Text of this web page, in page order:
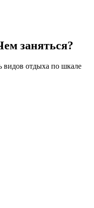
заняться?
видов отдыха по шкале